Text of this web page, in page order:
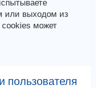
или выходом из
может
пользователя